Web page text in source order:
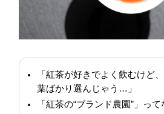
「紅茶が好きでよく飲むけど
葉ばかり選んじゃう…」
「紅茶の“ブランド農園”」っ